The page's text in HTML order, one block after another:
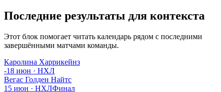
Последние результаты для контекста
Этот блок помогает читать календарь рядом с последними
завершёнными матчами команды.
Каролина Харрикейнз
-18 июн · НХЛ
Вегас Голден Найтс
15 июн · НХЛФинал